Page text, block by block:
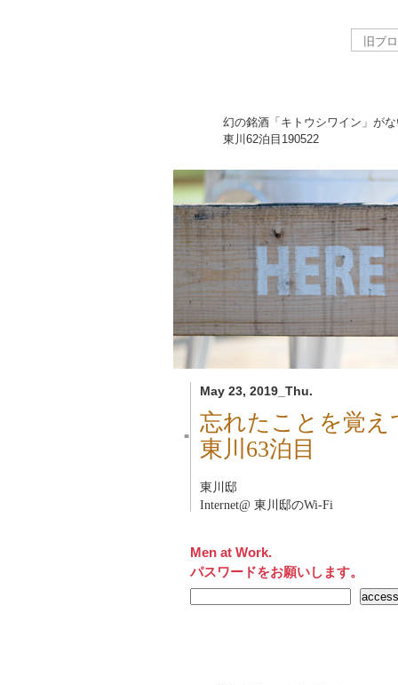
幻の銘酒「キトウシワイン」が
東川62泊目 190522
May 23, 2019_Thu.
■
忘れたことを覚え
東川63泊目
東川邸
Internet@ 東川邸のWi-Fi
Men at Work.
パスワードをお願いします。